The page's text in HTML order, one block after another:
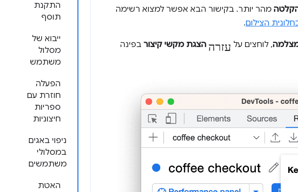
התקנת
תוסף
ייבוא של
מסלול
משתמש
הפעלה
חוזרת עם
ספריות
חיצוניות
ניפוי באגים
במסלולי
משתמשים
האטת
מהר יותר. בקישור הבא אפשר למצוא רשימה
הצילום.
, לוחצים על עזרה הצגת מקשי קיצור בפינה